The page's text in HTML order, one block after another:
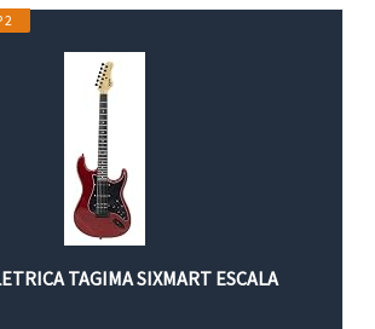
2
TAGIMA SIXMART ESCALA